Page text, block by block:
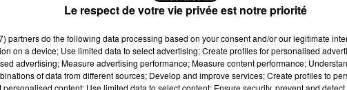
son billet pour les play-offs. L'un des plus beau match de la
Le respect de votre vie privée est notre priorité
partnersdo the following data processing based on your consent and/or our legitimate
on a device; Use limited data to select advertising; Create profiles for personalised
advertising; Measure advertising performance; Measure content performance;
of data from different sources; Develop and improve services; Create profiles to
personalised content; Use limited data to select content; Ensure security, prevent and